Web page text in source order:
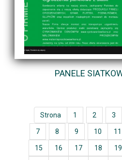
PANELE
Strona 1 2 3
7 8 9 10 11
15 16 17 18 19